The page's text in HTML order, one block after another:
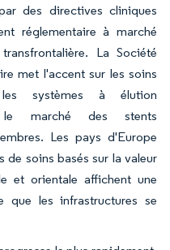
des directives cliniques
réglementaire à marché
La Société
met l'accent sur les soins
systèmes à élution
le marché des stents
Les pays d'Europe
soins basés sur la valeur
et orientale affichent une
que les infrastructures se